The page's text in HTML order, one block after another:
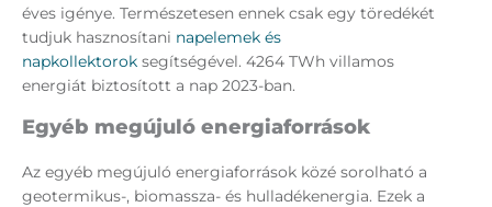
éves igénye. Természetesen ennek csak egy töredékét
tudjuk hasznosítani napelemek és
napkollektorok segítségével. 4264 TWh villamos
energiát biztosított a nap 2023-ban.
Egyéb megújuló energiaforrások
Az egyéb megújuló energiaforrások közé sorolható a
geotermikus-, biomassza- és hulladékenergia. Ezek a